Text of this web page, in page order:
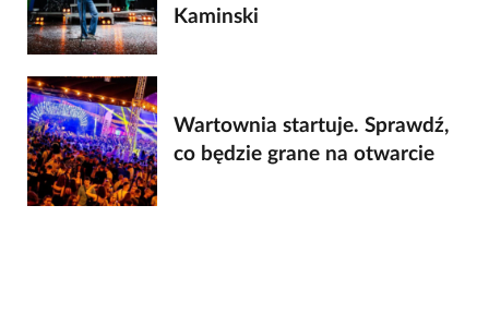
Kaminski
Wartownia startuje. Sprawdź,
co będzie grane na otwarcie